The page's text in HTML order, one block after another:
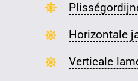
Horizontale
Verticale